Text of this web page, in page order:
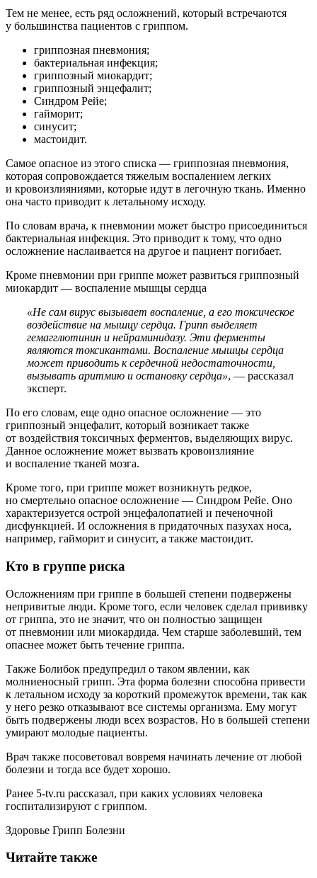
Тем не менее, есть ряд осложнений, который встречаются
у большинства пациентов с гриппом.
гриппозная пневмония;
бактериальная инфекция;
гриппозный миокардит;
гриппозный энцефалит;
Синдром Рейе;
гайморит;
синусит;
мастоидит.
Самое опасное из этого списка — гриппозная пневмония,
которая сопровождается тяжелым воспалением легких
и кровоизлияниями, которые идут в легочную ткань. Именно
она часто приводит к летальному исходу.
По словам врача, к пневмонии может быстро присоединиться
бактериальная инфекция. Это приводит к тому, что одно
осложнение наслаивается на другое и пациент погибает.
Кроме пневмонии при гриппе может развиться гриппозный
миокардит — воспаление мышцы сердца
«Не сам вирус вызывает воспаление, а его токсическое
воздействие на мышцу сердца. Грипп выделяет
гемагглютинин и нейраминидазу. Эти ферменты
являются токсикантами. Воспаление мышцы сердца
может приводить к сердечной недостаточности,
вызывать аритмию и остановку сердца», — рассказал
эксперт.
По его словам, еще одно опасное осложнение — это
гриппозный энцефалит, который возникает также
от воздействия токсичных ферментов, выделяющих вирус.
Данное осложнение может вызвать кровоизлияние
и воспаление тканей мозга.
Кроме того, при гриппе может возникнуть редкое,
но смертельно опасное осложнение — Синдром Рейе. Оно
характеризуется острой энцефалопатией и печеночной
дисфункцией. И осложнения в придаточных пазухах носа,
например, гайморит и синусит, а также мастоидит.
Кто в группе риска
Осложнениям при гриппе в большей степени подвержены
непривитые люди. Кроме того, если человек сделал прививку
от гриппа, это не значит, что он полностью защищен
от пневмонии или миокардида. Чем старше заболевший, тем
опаснее может быть течение гриппа.
Также Болибок предупредил о таком явлении, как
молниеносный грипп. Эта форма болезни способна привести
к летальном исходу за короткий промежуток времени, так как
у него резко отказывают все системы организма. Ему могут
быть подвержены люди всех возрастов. Но в большей степени
умирают молодые пациенты.
Врач также посоветовал вовремя начинать лечение от любой
болезни и тогда все будет хорошо.
Ранее 5-tv.ru рассказал, при каких условиях человека
госпитализируют с гриппом.
Здоровье Грипп Болезни
Читайте также